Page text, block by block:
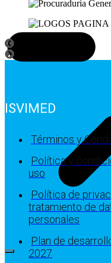
ISVIMED
Términos y
Política y
uso
Política de
tratamiento de
personales
Plan de
2027